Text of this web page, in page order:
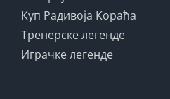
Куп Радивоја Кораћа
Тренерске легенде
Играчке легенде